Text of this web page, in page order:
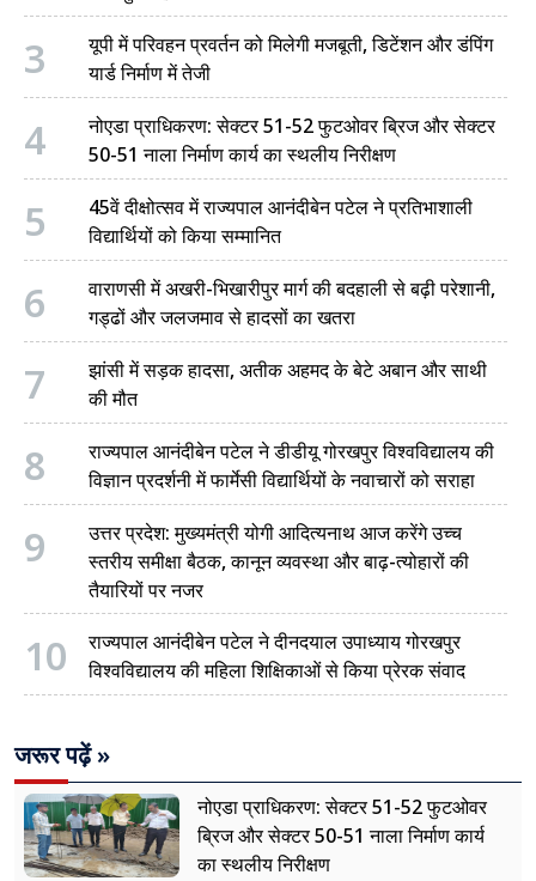
3
यूपी में परिवहन प्रवर्तन को मिलेगी मजबूती, डिटेंशन और डंपिंग
यार्ड निर्माण में तेजी
4
नोएडा प्राधिकरण: सेक्टर 51-52 फुटओवर ब्रिज और सेक्टर
50-51 नाला निर्माण कार्य का स्थलीय निरीक्षण
5
45वें दीक्षोत्सव में राज्यपाल आनंदीबेन पटेल ने प्रतिभाशाली
विद्यार्थियों को किया सम्मानित
6
वाराणसी में अखरी-भिखारीपुर मार्ग की बदहाली से बढ़ी परेशानी,
गड्ढों और जलजमाव से हादसों का खतरा
7
झांसी में सड़क हादसा, अतीक अहमद के बेटे अबान और साथी
की मौत
8
राज्यपाल आनंदीबेन पटेल ने डीडीयू गोरखपुर विश्वविद्यालय की
विज्ञान प्रदर्शनी में फार्मेसी विद्यार्थियों के नवाचारों को सराहा
9
उत्तर प्रदेश: मुख्यमंत्री योगी आदित्यनाथ आज करेंगे उच्च
स्तरीय समीक्षा बैठक, कानून व्यवस्था और बाढ़-त्योहारों की
तैयारियों पर नजर
10
राज्यपाल आनंदीबेन पटेल ने दीनदयाल उपाध्याय गोरखपुर
विश्वविद्यालय की महिला शिक्षिकाओं से किया प्रेरक संवाद
जरूर पढ़ें »
नोएडा प्राधिकरण: सेक्टर 51-52 फुटओवर
ब्रिज और सेक्टर 50-51 नाला निर्माण कार्य
का स्थलीय निरीक्षण